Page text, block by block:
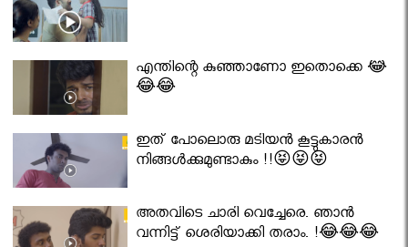
എന്തിന്റെ കുഞ്ഞാണോ ഇതൊക്കെ 😂
😂😂
ഇത് പോലൊരു മടിയൻ കൂട്ടുകാരൻ
നിങ്ങൾക്കുമുണ്ടാകും !!😝😝😝
അതവിടെ ചാരി വെച്ചേരെ. ഞാൻ
വന്നിട്ട് ശെരിയാക്കി തരാം. !😂😂😂